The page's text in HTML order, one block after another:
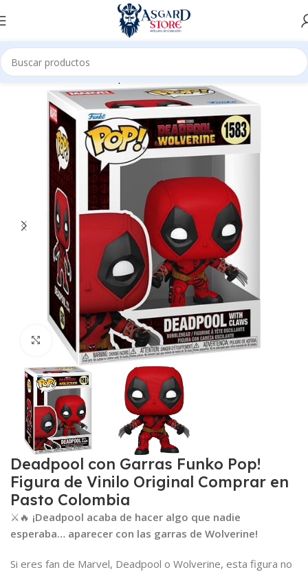
Inicio Tienda Funko Pop Marvel
Clic para ampliar
Deadpool con Garras Funko Pop!
Figura de Vinilo Original Comprar en
Pasto Colombia
⚔️🔥 ¡Deadpool acaba de hacer algo que nadie
esperaba… aparecer con las garras de Wolverine!
Si eres fan de Marvel, Deadpool o Wolverine, esta figura no